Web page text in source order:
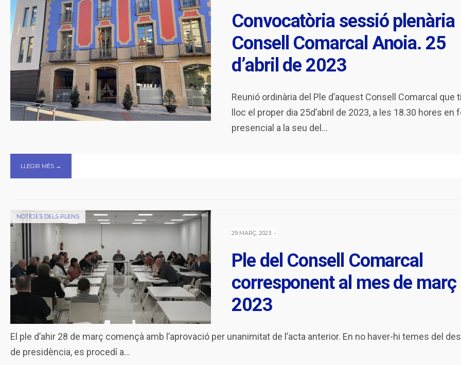
Convocatòria sessió plenària
Consell Comarcal Anoia. 25
d’abril de 2023
Reunió ordinària del Ple d’aquest Consell Comarcal que
lloc el proper dia 25d’abril de 2023, a les 18.30 hores en
presencial a la seu del...
LLEGIR MÉS →
NOTÍCIES DELS PLENS
29 MARÇ, 2023 •
Ple del Consell Comarcal
corresponent al mes de març
2023
El ple d’ahir 28 de març començà amb l’aprovació per unanimitat de l’acta anterior. En no haver-hi temes del
de presidència, es procedí a...